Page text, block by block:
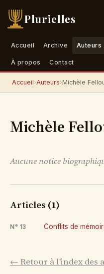
Plurielles
Accueil Archive Auteurs
À propos Contact
Accueil›Auteurs›Michèle
Michèle
Aucune notice
Articles (1)
N° 13 Conflits de
← Retour à l'index des